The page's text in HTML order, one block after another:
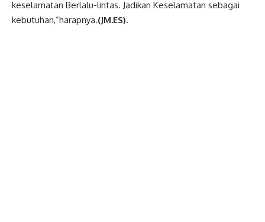
keselamatan Berlalu-lintas. Jadikan Keselamatan sebagai
kebutuhan,”harapnya.(JM.ES).